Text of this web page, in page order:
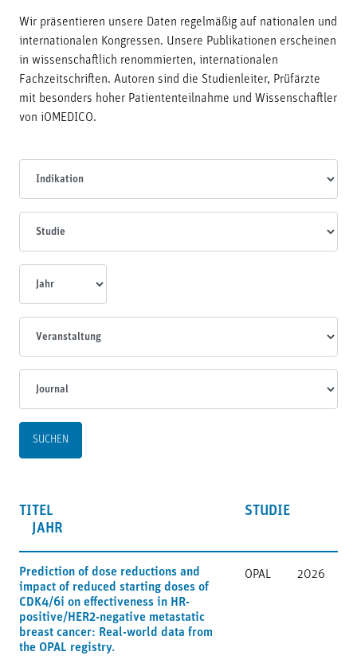
Wir präsentieren unsere Daten regelmäßig auf nationalen und
internationalen Kongressen. Unsere Publikationen erscheinen
in wissenschaftlich renommierten, internationalen
Fachzeitschriften. Autoren sind die Studienleiter, Prüfärzte
mit besonders hoher Patiententeilnahme und Wissenschaftler
von iOMEDICO.
TITEL
STUDIE
JAHR
Prediction of dose reductions and
impact of reduced starting doses of
CDK4/6i on effectiveness in HR-
positive/HER2-negative metastatic
breast cancer: Real-world data from
the OPAL registry.
OPAL 2026